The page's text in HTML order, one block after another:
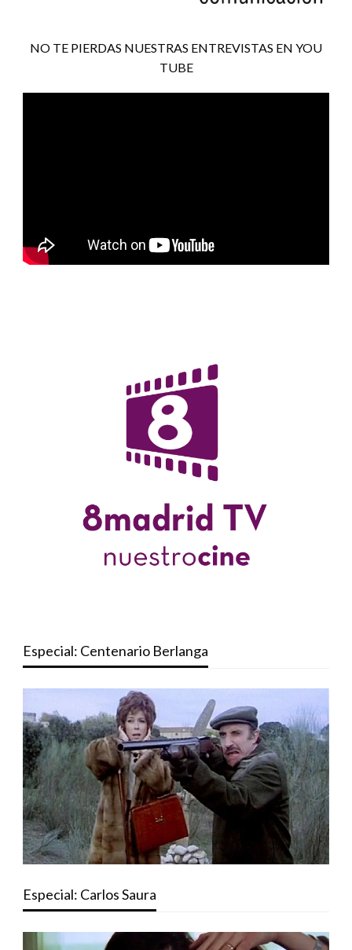
NO TE PIERDAS NUESTRAS ENTREVISTAS EN YOU
TUBE
Especial: Centenario Berlanga
Especial: Carlos Saura